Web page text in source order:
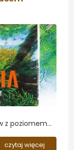
z poziomem
przyjrzeć
czytaj więcej